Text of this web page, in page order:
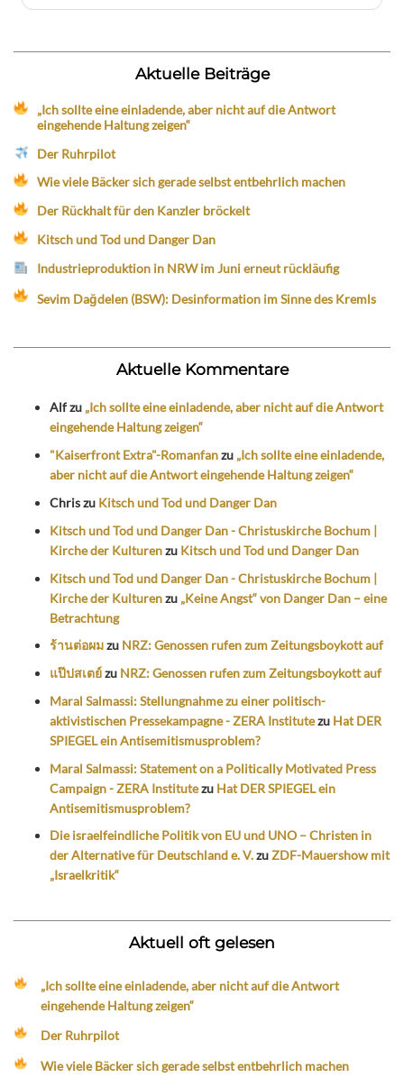
Aktuelle Beiträge
„Ich sollte eine einladende, aber nicht auf die Antwort
eingehende Haltung zeigen“
Der Ruhrpilot
Wie viele Bäcker sich gerade selbst entbehrlich machen
Der Rückhalt für den Kanzler bröckelt
Kitsch und Tod und Danger Dan
Industrieproduktion in NRW im Juni erneut rückläufig
Sevim Dağdelen (BSW): Desinformation im Sinne des Kremls
Aktuelle Kommentare
Alfzu „Ich sollte eine einladende, aber nicht auf die Antwort
eingehende Haltung zeigen“
"Kaiserfront Extra"-Romanfanzu „Ich sollte eine einladende,
aber nicht auf die Antwort eingehende Haltung zeigen“
Chriszu Kitsch und Tod und Danger Dan
Kitsch und Tod und Danger Dan - Christuskirche Bochum |
Kirche der Kulturenzu Kitsch und Tod und Danger Dan
Kitsch und Tod und Danger Dan - Christuskirche Bochum |
Kirche der Kulturenzu „Keine Angst“ von Danger Dan – eine
Betrachtung
ร้านต่อผมzu NRZ: Genossen rufen zum Zeitungsboykott auf
แป๊ปสเตย์zu NRZ: Genossen rufen zum Zeitungsboykott auf
Maral Salmassi: Stellungnahme zu einer politisch-
aktivistischen Pressekampagne - ZERA Institutezu Hat DER
SPIEGEL ein Antisemitismusproblem?
Maral Salmassi: Statement on a Politically Motivated Press
Campaign - ZERA Institutezu Hat DER SPIEGEL ein
Antisemitismusproblem?
Die israelfeindliche Politik von EU und UNO – Christen in
der Alternative für Deutschland e. V.zuZDF-Mauershow mit
„Israelkritik“
Aktuell oft gelesen
„Ich sollte eine einladende, aber nicht auf die Antwort
eingehende Haltung zeigen“
Der Ruhrpilot
Wie viele Bäcker sich gerade selbst entbehrlich machen